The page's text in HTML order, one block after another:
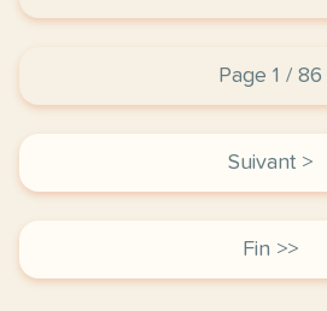
Page 1 / 86
Suivant >
Fin >>